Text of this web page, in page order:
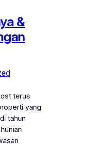
&
terus
yang
tahun